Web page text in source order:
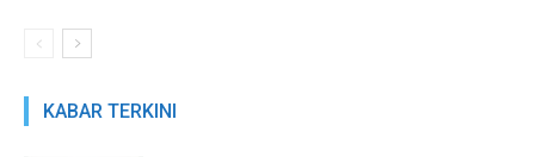
KABAR TERKINI